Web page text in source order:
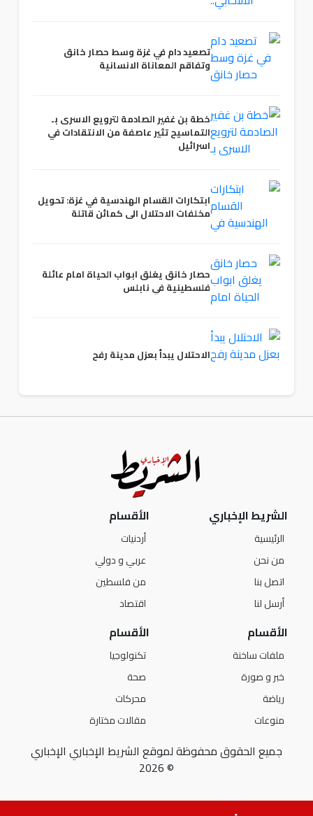
تصعيد دام في غزة وسط حصار خانق
وتفاقم المعاناة الانسانية
خطة بن غفير الصادمة لترويع الاسرى بـ
التماسيح تثير عاصفة من الانتقادات في
اسرائيل
ابتكارات القسام الهندسية في غزة: تحويل
مخلفات الاحتلال الى كمائن قاتلة
حصار خانق يغلق ابواب الحياة امام عائلة
فلسطينية في نابلس
الاحتلال يبدأ بعزل مدينة رفح
الشريط الإخباري
الرئيسية
من نحن
اتصل بنا
أرسل لنا
الأقسام
أردنيات
عربي و دولي
من فلسطين
اقتصاد
الأقسام
ملفات ساخنة
خبر و صورة
رياضة
منوعات
الأقسام
تكنولوجيا
صحة
محركات
مقالات مختارة
جميع الحقوق محفوظة لموقع الشريط الإخباري الإخباري
© 2026